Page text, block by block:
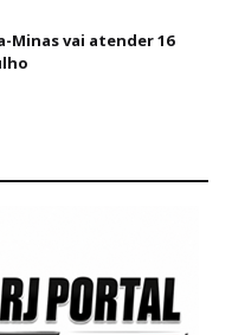
vai atender 16